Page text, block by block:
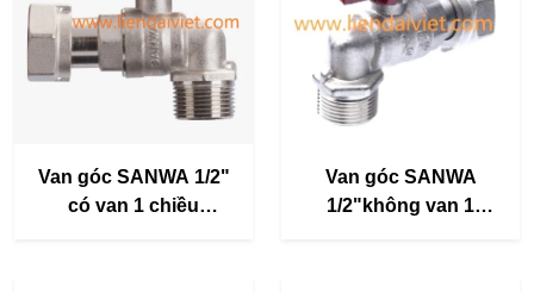
Van góc SANWA 1/2"
có van 1 chiều
Van góc SANWA
1/2"không van 1